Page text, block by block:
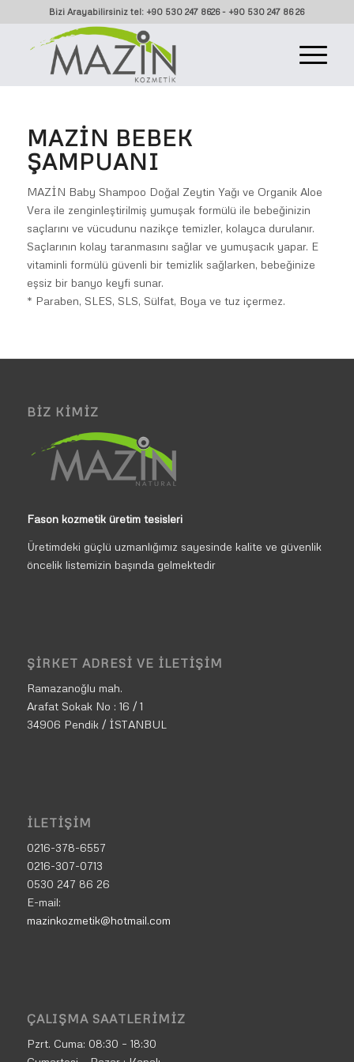
Bizi Arayabilirsiniz tel: +90 530 247 8626 - +90 530 247 86 26
MAZIN BEBEK
ŞAMPUANI
MAZİN Baby Shampoo Doğal Zeytin Yağı ve Organik Aloe
Vera ile zenginleştirilmiş yumuşak formülü ile bebeğinizin
saçlarını ve vücudunu nazikçe temizler, kolayca durulanır.
Saçlarının kolay taranmasını sağlar ve yumuşacık yapar. E
vitaminli formülü güvenli bir temizlik sağlarken, bebeğinize
eşsiz bir banyo keyfi sunar.
* Paraben, SLES, SLS, Sülfat, Boya ve tuz içermez.
BIZ KIMIZ
Fason kozmetik üretim tesisleri
Üretimdeki güçlü uzmanlığımız sayesinde kalite ve güvenlik
öncelik listemizin başında gelmektedir
ŞIRKET ADRESI VE İLETIŞIM
Ramazanoğlu mah.
Arafat Sokak No : 16 / 1
34906 Pendik / İSTANBUL
İLETIŞIM
0216-378-6557
0216-307-0713
0530 247 86 26
E-mail:
mazinkozmetik@hotmail.com
ÇALIŞMA SAATLERIMIZ
Pzrt. Cuma: 08:30 – 18:30